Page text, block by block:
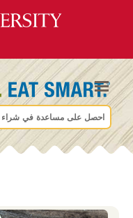
احصل على مساعدة في شراء